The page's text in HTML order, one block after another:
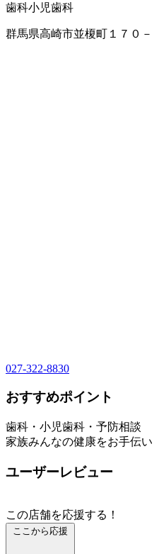
歯科小児歯科
群馬県高崎市並榎町１７０－
027-322-8830
おすすめポイント
歯科・小児歯科・予防相談
家族みんなの健康をお手伝い
ユーザーレビュー
この店舗を応援する！
ここから応援